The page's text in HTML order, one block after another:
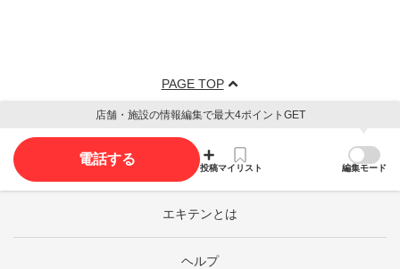
PAGE TOP
店舗・施設の情報編集で最大4ポイントGET
電話する
投稿マイリスト 編集モード
エキテンとは
ヘルプ